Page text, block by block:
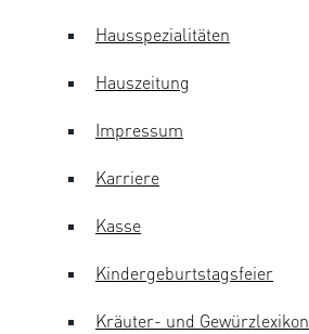
Hausspezialitäten
Hauszeitung
Impressum
Karriere
Kasse
Kindergeburtstagsfeier
Kräuter- und Gewürzlexikon